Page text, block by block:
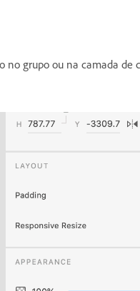
no grupo ou na camada de